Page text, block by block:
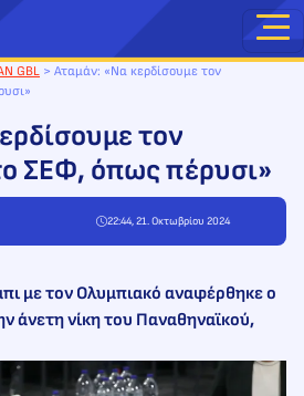
GBL > Αταμάν: «Να κερδίσουμε τον
τον
ΣΕΦ, όπως πέρυσι»
22:44, 21. Οκτωβρίου 2024
με τον Ολυμπιακό αναφέρθηκε ο
άνετη νίκη του Παναθηναϊκού,